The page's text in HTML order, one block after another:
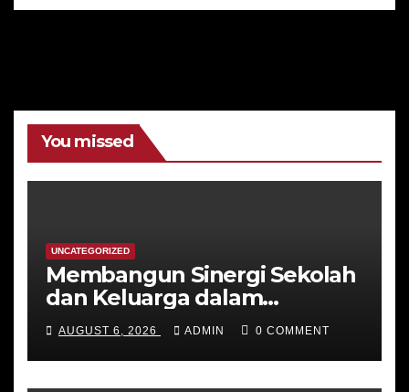
You missed
UNCATEGORIZED
Membangun Sinergi Sekolah
dan Keluarga dalam
Membentuk Karakter
Peserta Didik
AUGUST 6, 2026 ADMIN 0 COMMENT